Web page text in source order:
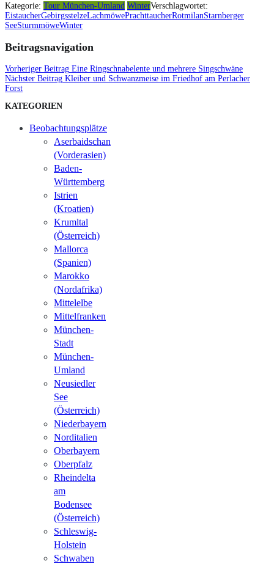
Kategorie: Tour München-Umland WinterVerschlagwortet:
EistaucherGebirgsstelzeLachmöwePrachttaucherRotmilanStarnberger
SeeSturmmöweWinter
Beitragsnavigation
Vorheriger Beitrag Eine Ringschnabelente und mehrere Singschwäne
Nächster Beitrag Kleiber und Schwanzmeise im Friedhof am Perlacher
Forst
KATEGORIEN
Beobachtungsplätze
Aserbaidschan
(Vorderasien)
Baden-
Württemberg
Istrien
(Kroatien)
Krumltal
(Österreich)
Mallorca
(Spanien)
Marokko
(Nordafrika)
Mittelelbe
Mittelfranken
München-
Stadt
München-
Umland
Neusiedler
See
(Österreich)
Niederbayern
Norditalien
Oberbayern
Oberpfalz
Rheindelta
am
Bodensee
(Österreich)
Schleswig-
Holstein
Schwaben